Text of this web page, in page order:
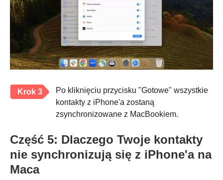
Krok 3
Po kliknięciu przycisku "Gotowe" wszystkie
kontakty z iPhone'a zostaną
zsynchronizowane z MacBookiem.
Część 5: Dlaczego Twoje kontakty
nie synchronizują się z iPhone'a na
Maca